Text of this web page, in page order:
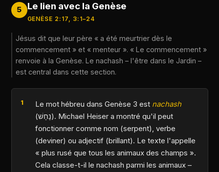
5 Le lien avec la Genèse
GENÈSE 2:17, 3:1–24
Jésus dit que leur père « a été meurtrier dès le
commencement » et « menteur ». « Le commencement »
renvoie à la Genèse. Le nachash – l'être dans le Jardin –
est central dans cette section.
Le mot hébreu dans Genèse 3 est nachash
(נָחָשׁ). Michael Heiser a montré qu'il peut
fonctionner comme nom (serpent), verbe
(deviner) ou adjectif (brillant). Le texte l'appelle
« plus rusé que tous les animaux des champs ».
Cela classe-t-il le nachash parmi les animaux –